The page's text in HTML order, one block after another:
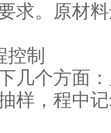
求。原材
控制
几个方面
样，程中